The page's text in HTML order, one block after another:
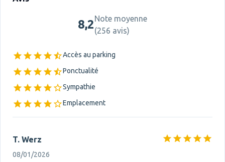
8,2Note moyenne
(256 avis)
Accès au parking
Ponctualité
Sympathie
Emplacement
T. Werz
08/01/2026